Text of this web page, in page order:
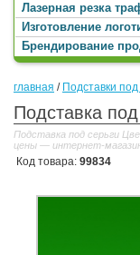
Лазерная резка
Изготовление
Брендирование
главная / Подставки
Подставка
Подставка под серьги
цены — интернет-
Код товара: 99834